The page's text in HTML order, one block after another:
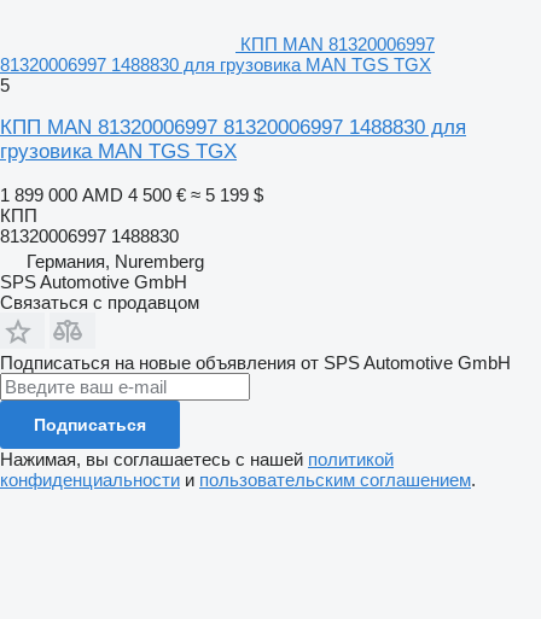
КПП MAN 81320006997
81320006997 1488830 для грузовика MAN TGS TGX
5
КПП MAN 81320006997 81320006997 1488830 для
грузовика MAN TGS TGX
1 899 000 AMD 4 500 € ≈ 5 199 $
КПП
81320006997 1488830
Германия, Nuremberg
SPS Automotive GmbH
Связаться с продавцом
Подписаться на новые объявления от SPS Automotive GmbH
Подписаться
Нажимая, вы соглашаетесь с нашей политикой
конфиденциальности и пользовательским соглашением.